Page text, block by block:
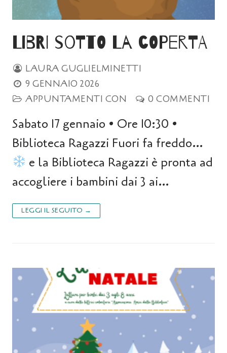
Libri sotto la coperta
LAURA GUGLIELMINETTI
9 GENNAIO 2026
APPUNTAMENTI CON
0 COMMENTI
Sabato 17 gennaio • Ore 10:30 •
Biblioteca Ragazzi Fuori fa freddo…
e la Biblioteca Ragazzi è pronta ad
accogliere i bambini dai 3 ai…
LEGGI IL SEGUITO →